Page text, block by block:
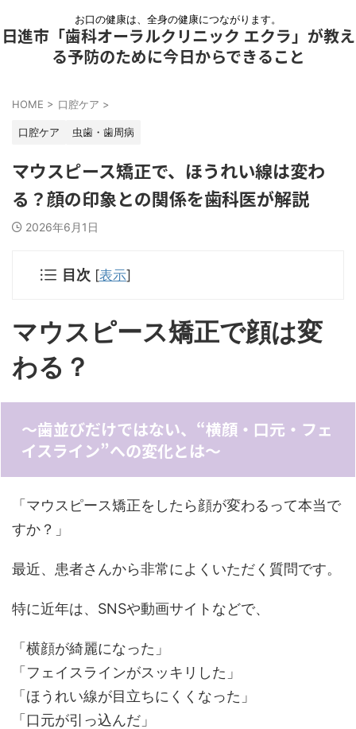
お口の健康は、全身の健康につながります。
日進市「歯科オーラルクリニック エクラ」が教え
る予防のために今日からできること
HOME > 口腔ケア >
口腔ケア 虫歯・歯周病
マウスピース矯正で、ほうれい線は変わ
る？顔の印象との関係を歯科医が解説
2026年6月1日
目次 [表示]
マウスピース矯正で顔は変
わる？
〜歯並びだけではない、“横顔・口元・フェ
イスライン”への変化とは〜
「マウスピース矯正をしたら顔が変わるって本当で
すか？」
最近、患者さんから非常によくいただく質問です。
特に近年は、SNSや動画サイトなどで、
「横顔が綺麗になった」
「フェイスラインがスッキリした」
「ほうれい線が目立ちにくくなった」
「口元が引っ込んだ」